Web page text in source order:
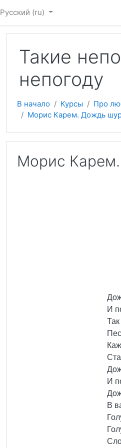
Русский ‎(ru)‎
Такие
непогоду
В начало Курсы Про
Морис Карем. Дождь
Морис
И
Так
И
В